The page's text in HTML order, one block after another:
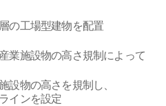
の工場型建物を配置
業施設物の高さ規制によって
設物の高さを規制し、
インを設定